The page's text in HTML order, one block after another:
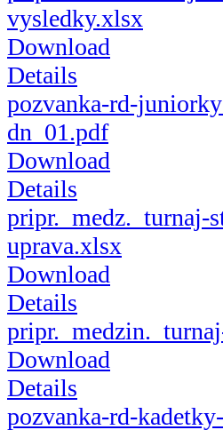
vysledky.xlsx
Download
Details
pozvanka-rd-
dn_01.pdf
Download
Details
pripr._medz._turnaj-
uprava.xlsx
Download
Details
Download
Details
pozvanka-rd-